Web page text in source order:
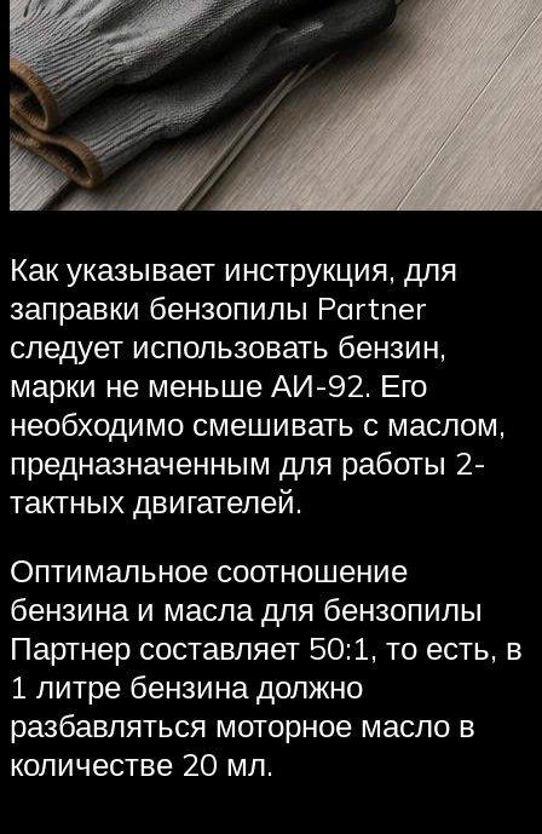
Как указывает инструкция, для
заправки бензопилы Partner
следует использовать бензин,
марки не меньше АИ-92. Его
необходимо смешивать с маслом,
предназначенным для работы 2-
тактных двигателей.
Оптимальное соотношение
бензина и масла для бензопилы
Партнер составляет 50:1, то есть, в
1 литре бензина должно
разбавляться моторное масло в
количестве 20 мл.